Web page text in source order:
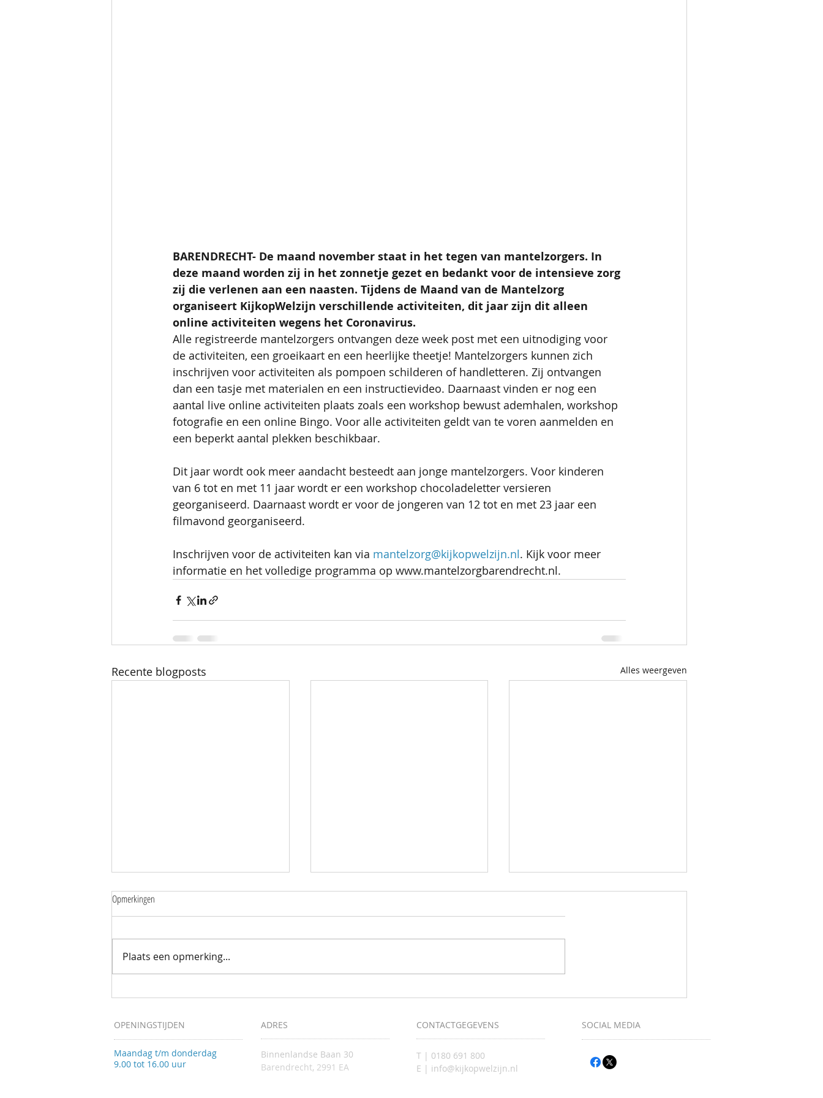
BARENDRECHT- De maand november staat in het tegen van mantelzorgers. In
deze maand worden zij in het zonnetje gezet en bedankt voor de intensieve zorg
zij die verlenen aan een naasten. Tijdens de Maand van de Mantelzorg
organiseert KijkopWelzijn verschillende activiteiten, dit jaar zijn dit alleen
online activiteiten wegens het Coronavirus.
Alle registreerde mantelzorgers ontvangen deze week post met een uitnodiging voor
de activiteiten, een groeikaart en een heerlijke theetje! Mantelzorgers kunnen zich
inschrijven voor activiteiten als pompoen schilderen of handletteren. Zij ontvangen
dan een tasje met materialen en een instructievideo. Daarnaast vinden er nog een
aantal live online activiteiten plaats zoals een workshop bewust ademhalen, workshop
fotografie en een online Bingo. Voor alle activiteiten geldt van te voren aanmelden en
een beperkt aantal plekken beschikbaar.
Dit jaar wordt ook meer aandacht besteedt aan jonge mantelzorgers. Voor kinderen
van 6 tot en met 11 jaar wordt er een workshop chocoladeletter versieren
georganiseerd. Daarnaast wordt er voor de jongeren van 12 tot en met 23 jaar een
filmavond georganiseerd.
Inschrijven voor de activiteiten kan via mantelzorg@kijkopwelzijn.nl. Kijk voor meer
informatie en het volledige programma op www.mantelzorgbarendrecht.nl.
Recente blogposts Alles weergeven
Opmerkingen
Plaats een opmerking...
OPENINGSTIJDEN
Maandag t/m donderdag
9.00 tot 16.00 uur
ADRES
Binnenlandse Baan 30
Barendrecht, 2991 EA
CONTACTGEGEVENS
T | 0180 691 800
E | info@kijkopwelzijn.nl
SOCIAL MEDIA